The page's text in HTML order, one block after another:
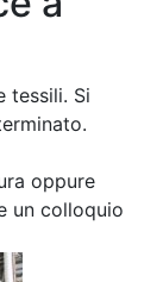
tessili. Si
oppure
un colloquio